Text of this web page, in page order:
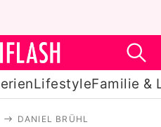
LifestyleFamilie &
DANIEL BRÜHL